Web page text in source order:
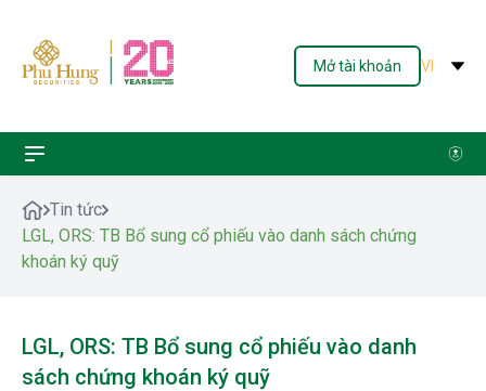
Mở tài khoản VI
Tin tức
LGL, ORS: TB Bổ sung cổ phiếu vào danh sách chứng
khoán ký quỹ
LGL, ORS: TB Bổ sung cổ phiếu vào danh
sách chứng khoán ký quỹ